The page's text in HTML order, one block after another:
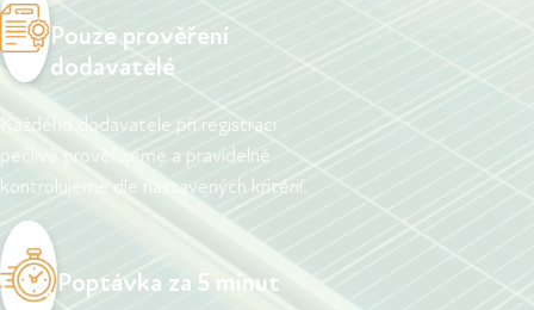
Pouze prověření
dodavatelé
Každého dodavatele při registraci
pečlivě prověřujeme a pravidelně
kontrolujeme dle nastavených kritérií.
Poptávka za 5 minut